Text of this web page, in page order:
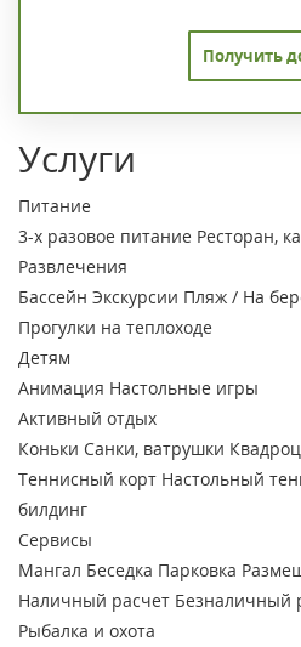
Получить
Услуги
Питание
3-х разовое питание Ресторан,
Развлечения
Бассейн Экскурсии Пляж / На
Прогулки на теплоходе
Детям
Анимация Настольные игры
Активный отдых
Коньки Санки, ватрушки
Теннисный корт Настольный
билдинг
Сервисы
Мангал Беседка Парковка
Наличный расчет Безналичный
Рыбалка и охота